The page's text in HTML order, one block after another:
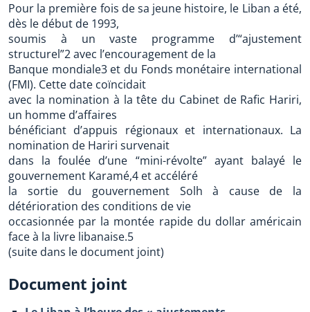
Pour la première fois de sa jeune histoire, le Liban a été,
dès le début de 1993,
soumis à un vaste programme d’“ajustement
structurel”2 avec l’encouragement de la
Banque mondiale3 et du Fonds monétaire international
(FMI). Cette date coïncidait
avec la nomination à la tête du Cabinet de Rafic Hariri,
un homme d’affaires
bénéficiant d’appuis régionaux et internationaux. La
nomination de Hariri survenait
dans la foulée d’une “mini-révolte” ayant balayé le
gouvernement Karamé,4 et accéléré
la sortie du gouvernement Solh à cause de la
détérioration des conditions de vie
occasionnée par la montée rapide du dollar américain
face à la livre libanaise.5
(suite dans le document joint)
Document joint